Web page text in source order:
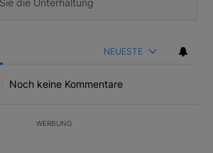
NEUESTE
Noch keine Kommentare
WERBUNG